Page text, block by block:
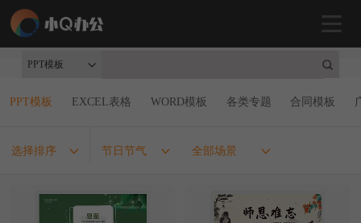
PPT模板
PPT模板 EXCEL表格 WORD模板 各类专题 合同模板
选择排序 节日节气 全部场景